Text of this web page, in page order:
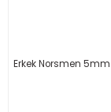
Erkek Norsmen 5mm